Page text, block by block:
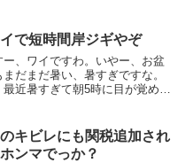
わってから20時スタートで天
ウズっちまいまし...
で短時間岸ジギやぞ
ー、ワイですわ。いやー、お盆
だまだ暑い、暑すぎですな。
最近暑すぎて朝5時に目が覚める
のポーアイ北公園にいきやし
らしく岸ジギで一...
キビレにも関税追加され
ンマでっか？